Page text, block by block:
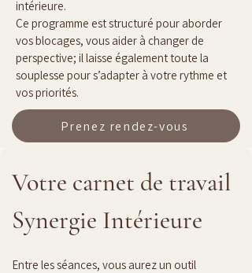
intérieure.
Ce programme est structuré pour aborder
vos blocages, vous aider à changer de
perspective; il laisse également toute la
souplesse pour s’adapter à votre rythme et
vos priorités.
Prenez rendez-vous
Votre carnet de travail
Synergie Intérieure
Entre les séances, vous aurez un outil